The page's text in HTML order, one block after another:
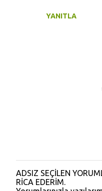
YANITLA
Y
o
ADSIZ SEÇİLEN
RİCA EDERİM.